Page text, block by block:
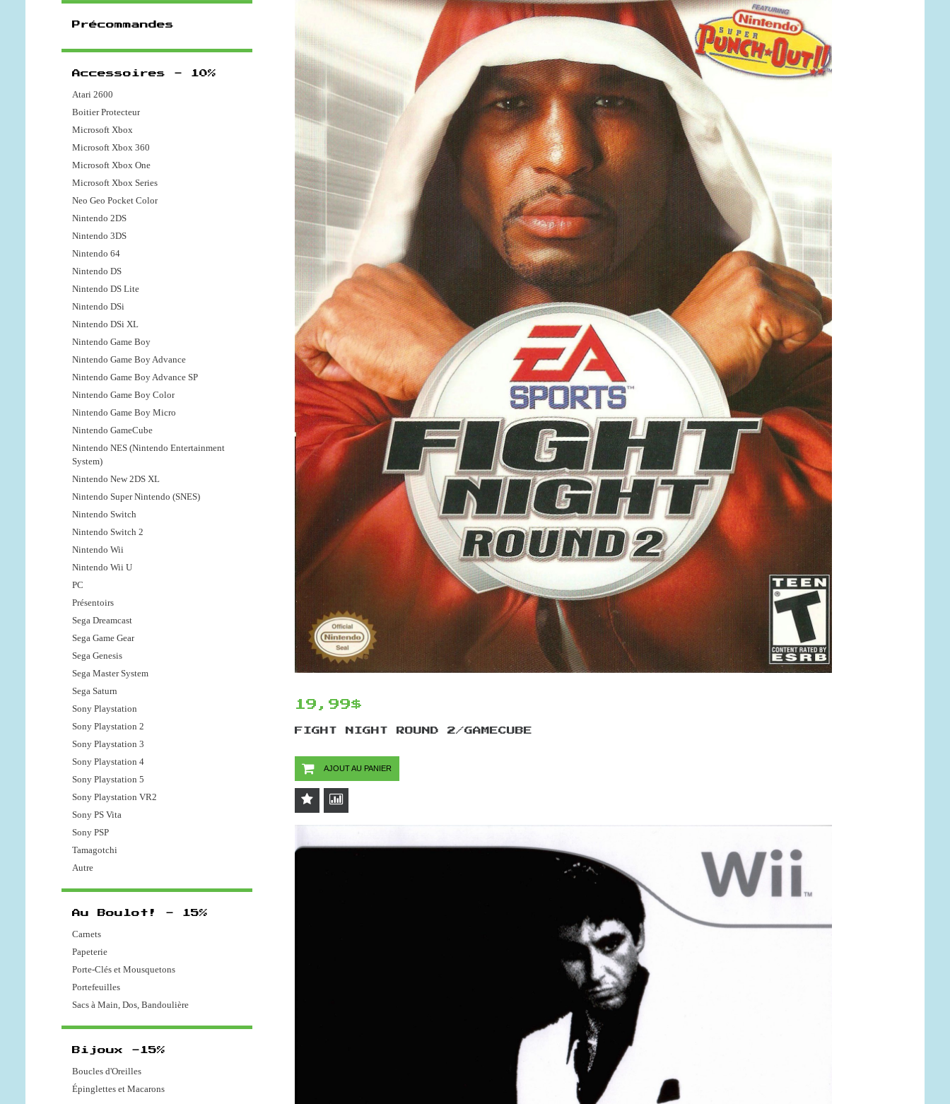
19,99$
FIGHT NIGHT ROUND 2/GAMECUBE
AJOUT AU PANIER
Précommandes
Accessoires - 10%
Atari 2600
Boitier Protecteur
Microsoft Xbox
Microsoft Xbox 360
Microsoft Xbox One
Microsoft Xbox Series
Neo Geo Pocket Color
Nintendo 2DS
Nintendo 3DS
Nintendo 64
Nintendo DS
Nintendo DS Lite
Nintendo DSi
Nintendo DSi XL
Nintendo Game Boy
Nintendo Game Boy Advance
Nintendo Game Boy Advance SP
Nintendo Game Boy Color
Nintendo Game Boy Micro
Nintendo GameCube
Nintendo NES (Nintendo Entertainment
System)
Nintendo New 2DS XL
Nintendo Super Nintendo (SNES)
Nintendo Switch
Nintendo Switch 2
Nintendo Wii
Nintendo Wii U
PC
Présentoirs
Sega Dreamcast
Sega Game Gear
Sega Genesis
Sega Master System
Sega Saturn
Sony Playstation
Sony Playstation 2
Sony Playstation 3
Sony Playstation 4
Sony Playstation 5
Sony Playstation VR2
Sony PS Vita
Sony PSP
Tamagotchi
Autre
Au Boulot! - 15%
Carnets
Papeterie
Porte-Clés et Mousquetons
Portefeuilles
Sacs à Main, Dos, Bandoulière
Bijoux -15%
Boucles d'Oreilles
Épinglettes et Macarons